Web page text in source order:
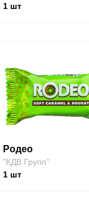
1шт
Родео
"КДВ Групп"
1шт